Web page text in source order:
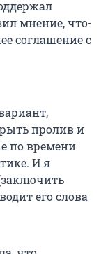
мнение, что-
соглашение с
пролив и
по времени
И я
его слова